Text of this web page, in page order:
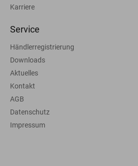
Karriere
Service
Händlerregistrierung
Downloads
Aktuelles
Kontakt
AGB
Datenschutz
Impressum